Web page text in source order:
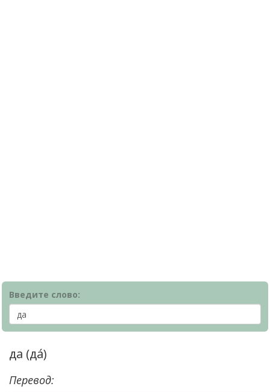
Введите слово:
да (да́)
Перевод: